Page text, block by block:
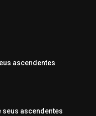
ascendentes
seus ascendentes